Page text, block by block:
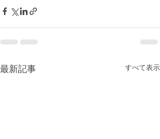
最新記事 すべて表示